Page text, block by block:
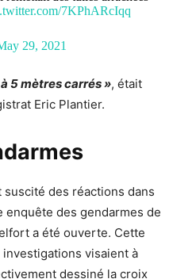
7KPhARcIqq
29, 2021
5 mètres carrés », était
Eric Plantier.
suscité des réactions dans
enquête des gendarmes de
a été ouverte. Cette
visaient à
dessiné la croix